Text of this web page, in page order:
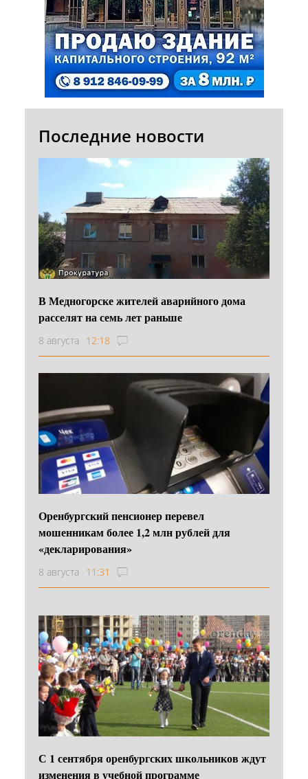
Последние новости
В Медногорске жителей аварийного дома
расселят на семь лет раньше
8 августа 12:18
Оренбургский пенсионер перевел
мошенникам более 1,2 млн рублей для
«декларирования»
8 августа 11:31
С 1 сентября оренбургских школьников ждут
изменения в учебной программе